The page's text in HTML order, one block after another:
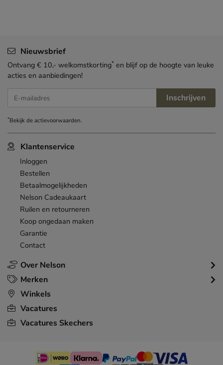
Over Nelson
Klantenservice
Inloggen
Bestellen
Betaalmogelijkheden
Nelson Cadeaukaart
Ruilen en retourneren
Koop ongedaan maken
Garantie
Contact
Merken
Winkels
Vacatures
Vacatures Skechers
Nieuwsbrief
Ontvang € 10,- welkomstkorting* en blijf op de hoogte van leuke
acties en aanbiedingen!
E-mailadres Inschrijven
*Bekijk deactievoorwaarden.